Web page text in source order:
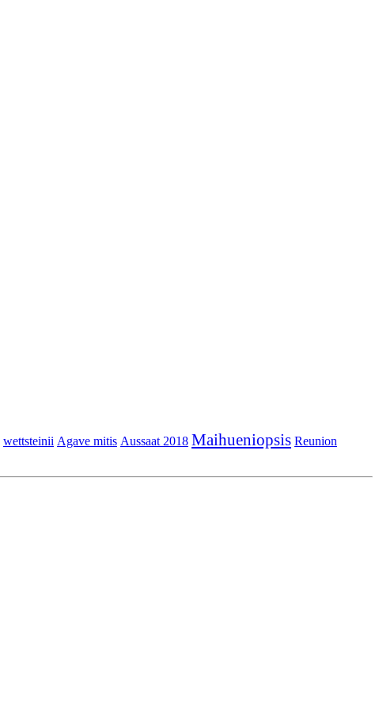
wettsteinii Agave mitis Aussaat 2018 Maihueniopsis Reunion